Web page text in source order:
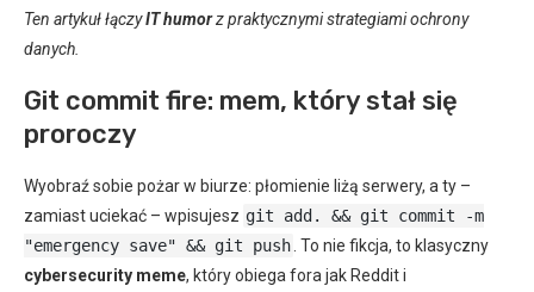
Ten artykuł łączyIT humorz praktycznymi strategiami ochrony
danych.
Git commit fire: mem, który stał się
proroczy
Wyobraź sobie pożar w biurze: płomienie liżą serwery, a ty –
zamiast uciekać – wpisujesz git add. && git commit -m
"emergency save" && git push . To nie fikcja, to klasyczny
cybersecurity meme, który obiega fora jak Reddit i